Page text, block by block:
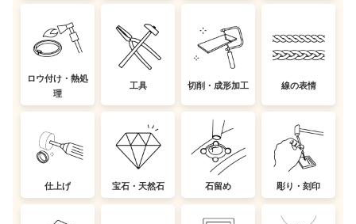
ロウ付け・熱処
理
工具 切削・成形加工 線の表情
仕上げ 宝石・天然石 石留め 彫り・刻印